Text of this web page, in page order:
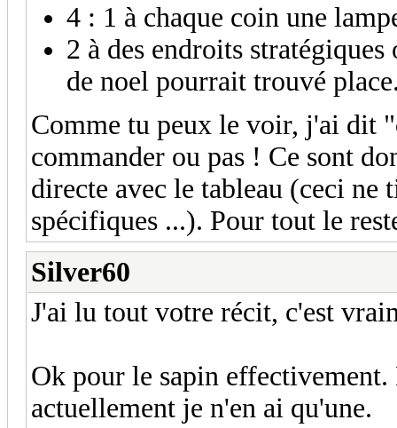
4 : 1 à chaque coin une
2 à des endroits
de noel pourrait trouvé
Comme tu peux le voir, j'ai dit "
commander ou pas ! Ce sont
directe avec le tableau (ceci ne
spécifiques ...). Pour tout le
Silver60
J'ai lu tout votre récit, c'est
Ok pour le sapin
actuellement je n'en ai qu'une.